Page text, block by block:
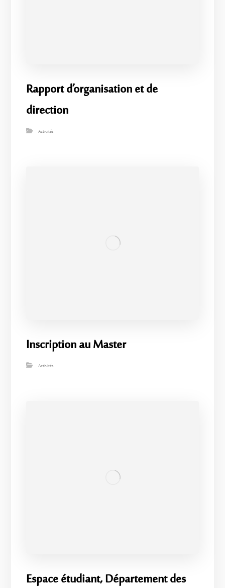
Rapport d’organisation et de
direction
Activités
Inscription au Master
Activités
Espace étudiant, Département des